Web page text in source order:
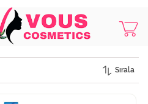
Sırala